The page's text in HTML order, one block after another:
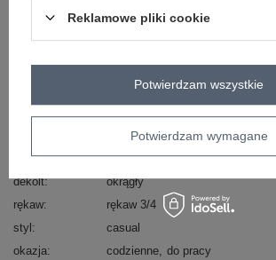
Zadzwoń+48 601 547 740 Zadaj pytanie
wzór
gładki
długość
mini
dekolt
okrągły
rękaw
rękaw 3/4
styl
casual
okazja
codzienne do pracy
Reklamowe pliki cookie
Potwierdzam wymagane
Potwierdzam wszystkie